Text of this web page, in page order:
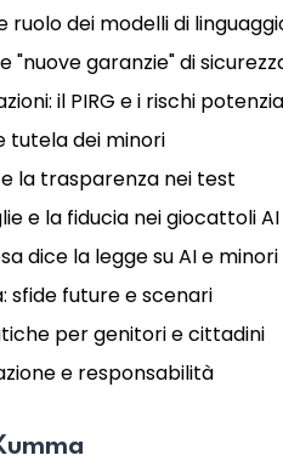
ruolo dei modelli di
"nuove garanzie" di
il PIRG e i rischi
tutela dei minori
la trasparenza nei test
e la fiducia nei giocattoli AI
dice la legge su AI e minori
sfide future e scenari
per genitori e cittadini
e responsabilità